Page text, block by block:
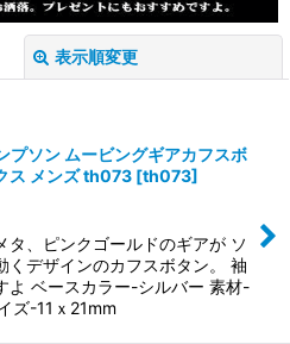
表示順変更
り込む
プソン ムービングギアカフスボ
ス メンズ th073 [th073]
タ、ピンクゴールドのギアが ソ
くデザインのカフスボタン。 袖
よ ベースカラー-シルバー 素材-
ズ-11ｘ21mm